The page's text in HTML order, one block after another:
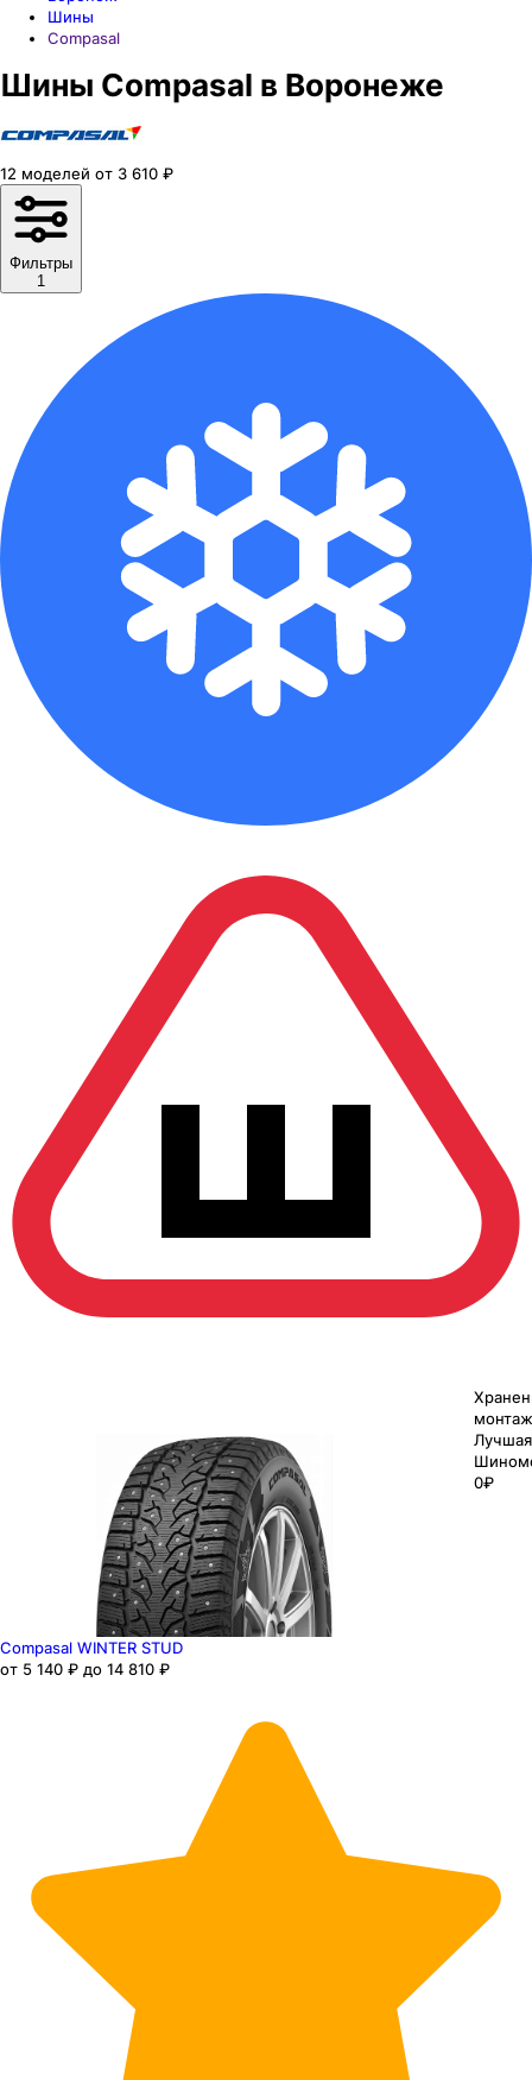
Шины
Compasal
Шины Compasal в Воронеже
12 моделей от 3 610 ₽
Фильтры
1
0₽
Compasal WINTER STUD
от 5 140 ₽ до 14 810 ₽